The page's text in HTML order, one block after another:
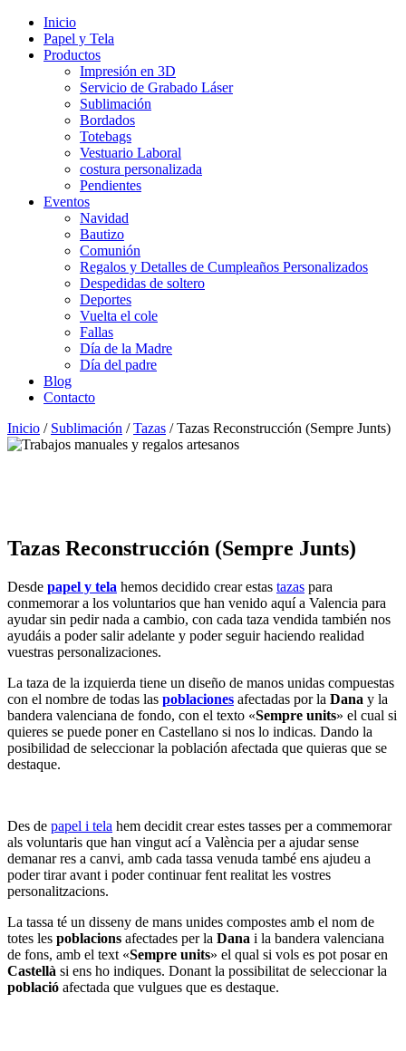
Inicio
Papel y Tela
Productos
Impresión en 3D
Servicio de Grabado Láser
Sublimación
Bordados
Totebags
Vestuario Laboral
costura personalizada
Pendientes
Eventos
Navidad
Bautizo
Comunión
Regalos y Detalles de Cumpleaños Personalizados
Despedidas de soltero
Deportes
Vuelta el cole
Fallas
Día de la Madre
Día del padre
Blog
Contacto
Inicio / Sublimación /Tazas / Tazas Reconstrucción (Sempre Junts)
Tazas Reconstrucción (Sempre Junts)
Desde papel y tela hemos decidido crear estas tazas para
conmemorar a los voluntarios que han venido aquí a Valencia para
ayudar sin pedir nada a cambio, con cada taza vendida también nos
ayudáis a poder salir adelante y poder seguir haciendo realidad
vuestras personalizaciones.
La taza de la izquierda tiene un diseño de manos unidas compuestas
con el nombre de todas las poblaciones afectadas por la Dana y la
bandera valenciana de fondo, con el texto «Sempre units» el cual si
quieres se puede poner en Castellano si nos lo indicas. Dando la
posibilidad de seleccionar la población afectada que quieras que se
destaque.
Des de papel i tela hem decidit crear estes tasses per a commemorar
als voluntaris que han vingut ací a València per a ajudar sense
demanar res a canvi, amb cada tassa venuda també ens ajudeu a
poder tirar avant i poder continuar fent realitat les vostres
personalitzacions.
La tassa té un disseny de mans unides compostes amb el nom de
totes les poblacions afectades per la Dana i la bandera valenciana
de fons, amb el text «Sempre units» el qual si vols es pot posar en
Castellà si ens ho indiques. Donant la possibilitat de seleccionar la
població afectada que vulgues que es destaque.